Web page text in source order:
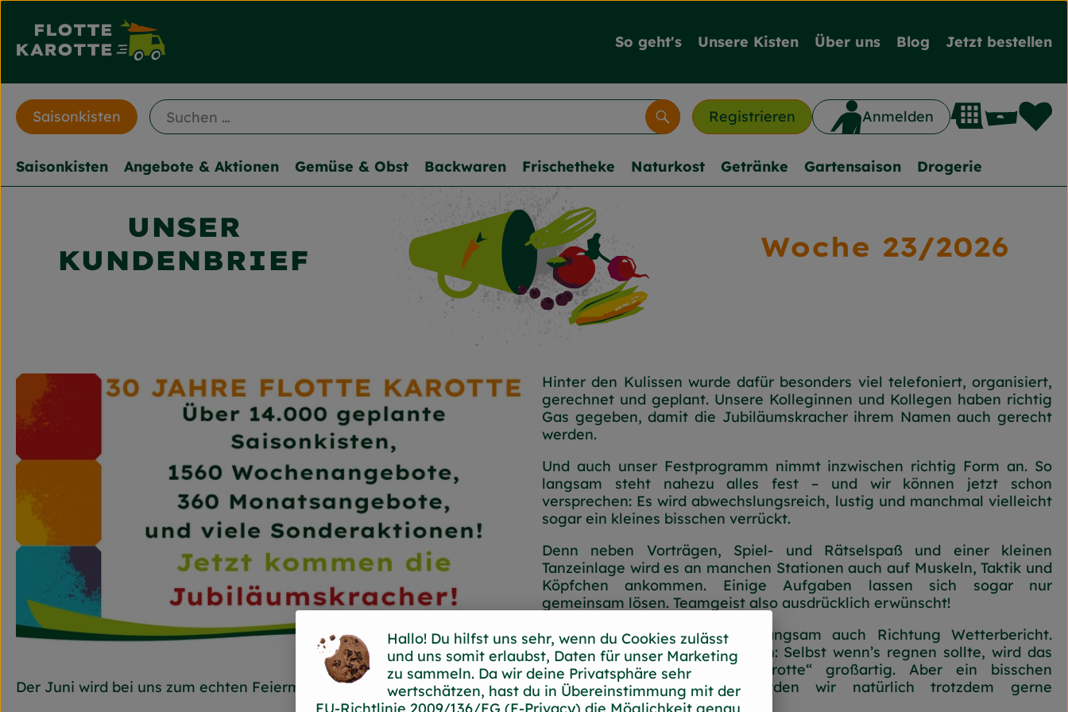
So geht's Unsere Kisten Über uns Blog Jetzt bestellen
Registrieren Anmelden
Suchen
Saisonkisten
Saisonkisten Angebote & Aktionen Gemüse & Obst Backwaren Frischetheke Naturkost Getränke Gartensaison Drogerie
UNSER
KUNDENBRIEF
Woche 23/2026
Der Juni wird bei uns zum echten Feiermonat – und ihr seid mittendrin!
Hinter den Kulissen wurde dafür besonders viel telefoniert, organisiert,
gerechnet und geplant. Unsere Kolleginnen und Kollegen haben richtig
Gas gegeben, damit die Jubiläumskracher ihrem Namen auch gerecht
werden.
Und auch unser Festprogramm nimmt inzwischen richtig Form an. So
langsam steht nahezu alles fest – und wir können jetzt schon
versprechen: Es wird abwechslungsreich, lustig und manchmal vielleicht
sogar ein kleines bisschen verrückt.
Denn neben Vorträgen, Spiel- und Rätselspaß und einer kleinen
Tanzeinlage wird es an manchen Stationen auch auf Muskeln, Taktik und
Köpfchen ankommen. Einige Aufgaben lassen sich sogar nur
gemeinsam lösen. Teamgeist also ausdrücklich erwünscht!
Jetzt schielen wir natürlich langsam auch Richtung Wetterbericht.
Wobei wir ehrlich sagen können: Selbst wenn’s regnen sollte, wird das
Fest in den Hallen der „Karotte“ großartig. Aber ein bisschen
Ruhrgebiets-Sonnenschein würden wir natürlich trotzdem gerne
bestellen.
Hallo! Du hilfst uns sehr, wenn du Cookies zulässt
und uns somit erlaubst, Daten für unser Marketing
zu sammeln. Da wir deine Privatsphäre sehr
wertschätzen, hast du in Übereinstimmung mit der
EU-Richtlinie 2009/136/EG (E-Privacy) die Möglichkeit genau